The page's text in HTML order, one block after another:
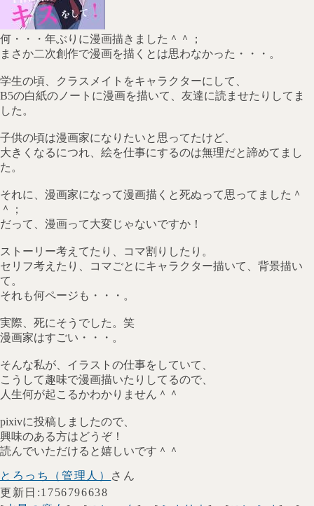
何・・・年ぶりに漫画描きました＾＾；
まさか二次創作で漫画を描くとは思わなかった・・・。
学生の頃、クラスメイトをキャラクターにして、
B5の白紙のノートに漫画を描いて、友達に読ませたりしてま
した。
子供の頃は漫画家になりたいと思ってたけど、
大きくなるにつれ、絵を仕事にするのは無理だと諦めてまし
た。
それに、漫画家になって漫画描くと死ぬって思ってました＾
＾；
だって、漫画って大変じゃないですか！
ストーリー考えてたり、コマ割りしたり。
セリフ考えたり、コマごとにキャラクター描いて、背景描い
て。
それも何ページも・・・。
実際、死にそうでした。笑
漫画家はすごい・・・。
そんな私が、イラストの仕事をしていて、
こうして趣味で漫画描いたりしてるので、
人生何が起こるかわかりません＾＾
pixivに投稿しましたので、
興味のある方はどうぞ！
読んでいただけると嬉しいです＾＾
とろっち（管理人） さん
更新日:1756796638